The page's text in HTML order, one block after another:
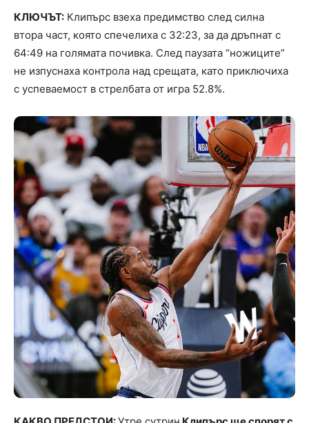
КЛЮЧЪТ: Клипърс взеха предимство след силна
втора част, която спечелиха с 32:23, за да дръпнат с
64:49 на голямата почивка. След паузата “ножиците”
не изпуснаха контрола над срещата, като приключиха
с успеваемост в стрелбата от игра 52.8%.